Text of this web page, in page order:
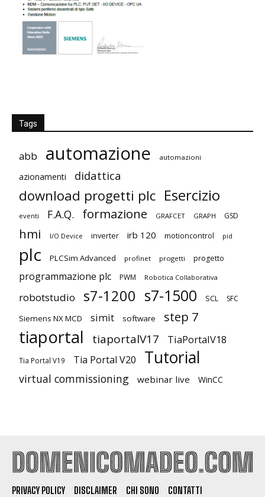
Tags
abb automazione automazioni
azionamenti didattica
download progetti plc Esercizio
eventi F.A.Q. formazione GRAFCET GRAPH GSD
hmi I/O Device inverter irb 120 motioncontrol pid
plc PLCSim Advanced profinet progetti progetto
programmazione plc PWM Robotica Collaborativa
robotstudio s7-1200 s7-1500 SCL SFC
Siemens NX MCD simit software step 7
tiaportal tiaportalV17 TiaPortalV18
Tia Portal V19 Tia Portal V20 Tutorial
virtual commissioning webinar live WinCC
PRIVACY POLICY DISCLAIMER CHI SONO CONTATTI